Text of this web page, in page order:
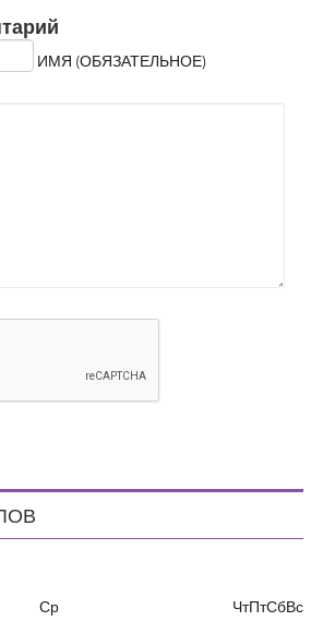
ИМЯ (ОБЯЗАТЕЛЬНОЕ)
Ср ЧтПтСбВс